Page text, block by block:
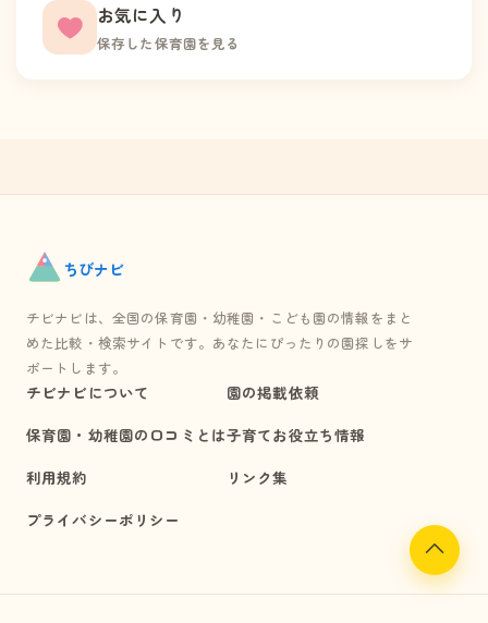
お気に入り
保存した保育園を見る
ちびナビ
チビナビは、全国の保育園・幼稚園・こども園の情報をまと
めた比較・検索サイトです。あなたにぴったりの園探しをサ
ポートします。
チビナビについて
保育園・幼稚園の口コミとは
利用規約
プライバシーポリシー
園の掲載依頼
子育てお役立ち情報
リンク集